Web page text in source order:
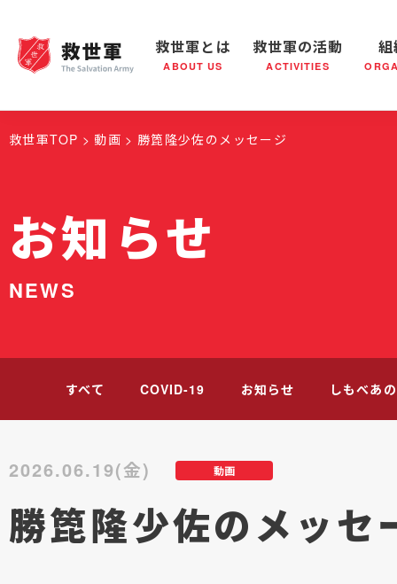
救世軍とは
ABOUT US
救世軍とは 世界が抱えている社会問題 救世軍
救世軍の活動
ACTIVITIES
救世軍の活動 社会鍋
組織概要
救世軍TOP 動画 勝箆隆少佐のメッセージ
お知らせ
NEWS
すべて COVID-19 お知らせ しもべあ
動画
2026.06.19(金)
勝箆隆少佐のメッセ